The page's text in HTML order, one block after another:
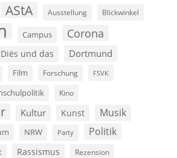
AStA Ausstellung Blickwinkel
Campus Corona
Diës und das Dortmund
Film Forschung FSVK
Kino
Kultur Kunst Musik
NRW Party Politik
Rassismus Rezension